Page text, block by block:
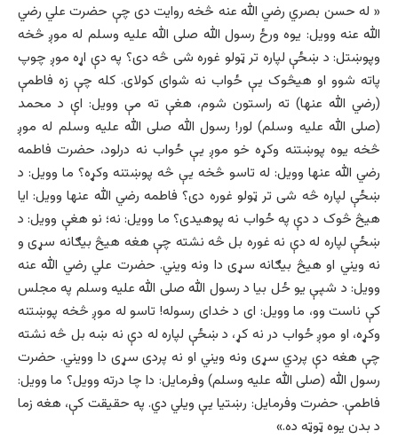
« له حسن بصري رضي الله عنه څخه روایت دی چې حضرت علي رضي
الله عنه وویل: یوه ورځ رسول الله صلی الله علیه وسلم له موږ څخه
وپوښتل: د ښځې لپاره تر ټولو غوره شی څه دی؟ په دې اړه موږ چوپ
پاته شوو او هیڅوک یې ځواب نه شوای کولای. کله چې زه فاطمې
(رضي الله عنها) ته راستون شوم، هغې ته مې وویل: اې د محمد
(صلی الله علیه وسلم) لور! رسول الله صلى الله عليه وسلم له موږ
څخه يوه پوښتنه وكړه خو موږ يې ځواب نه درلود، حضرت فاطمه
رضي الله عنها وویل: له تاسو څخه يې څه پوښتنه وكړه؟ ما وویل: د
ښځې لپاره څه شی تر ټولو غوره دی؟ فاطمه رضي الله عنها وویل: ایا
هیڅ څوک د دې په ځواب نه پوهیدی؟ ما وویل: نه؛ نو هغې وویل: د
ښځې لپاره له دې نه غوره بل څه نشته چې هغه هیڅ بیګانه سړی و
نه ويني او هیڅ بیګانه سړی دا ونه ويني. حضرت علي رضي الله عنه
وویل: د شپې یو ځل بیا د رسول الله صلی الله علیه وسلم په مجلس
کې ناست وو، ما وویل: ای د خدای رسوله! تاسو له موږ څخه پوښتنه
وکړه، او موږ ځواب در نه کړ، د ښځې لپاره له دې نه ښه بل څه نشته
چې هغه دې پردي سړی ونه ویني او نه پردی سړی دا وویني. حضرت
رسول الله (صلی الله علیه وسلم) وفرمایل: دا چا درته وویل؟ ما وویل:
فاطمې. حضرت وفرمایل: رښتیا یې ویلي دي. په حقیقت کې، هغه زما
د بدن یوه ټوټه ده.»